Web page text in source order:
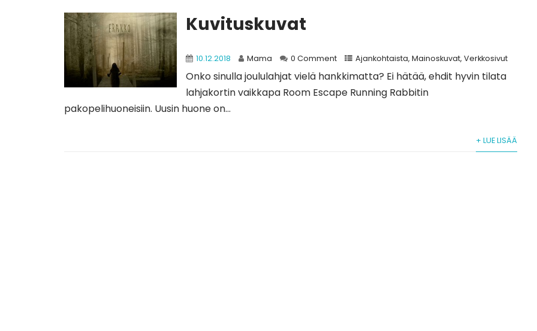
Kuvituskuvat
10.12.2018 Mama 0 Comment Ajankohtaista,Mainoskuvat,Verkkosivut
Onko sinulla joululahjat vielä hankkimatta? Ei hätää, ehdit hyvin tilata
lahjakortin vaikkapa Room Escape Running Rabbitin
pakopelihuoneisiin. Uusin huone on...
+ LUE LISÄÄ